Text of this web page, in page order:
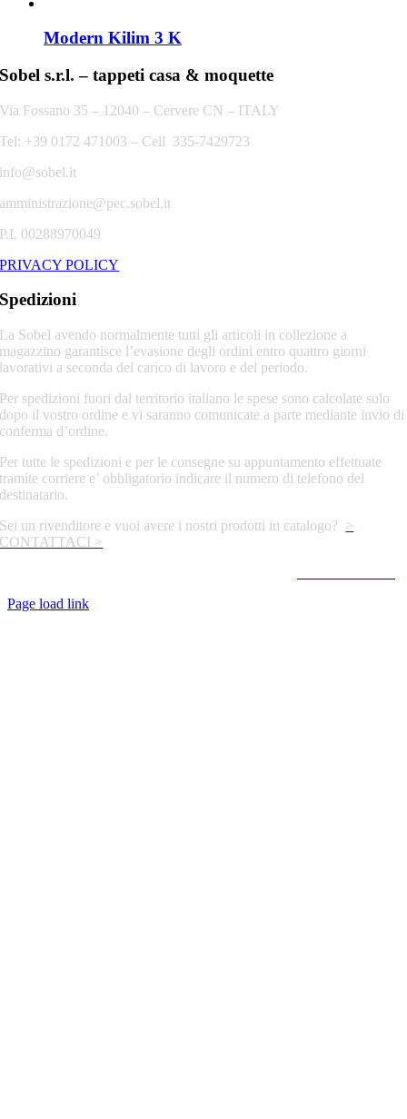
Modern Kilim 3 K
Sobel s.r.l. – tappeti casa & moquette
Via Fossano 35 – 12040 – Cervere CN – ITALY
Tel: +39 0172 471003 – Cell 335-7429723
info@sobel.it
amministrazione@pec.sobel.it
P.I. 00288970049
PRIVACY POLICY
Spedizioni
La Sobel avendo normalmente tutti gli articoli in collezione a
magazzino garantisce l’evasione degli ordini entro quattro giorni
lavorativi a seconda del carico di lavoro e del periodo.
Per spedizioni fuori dal territorio italiano le spese sono calcolate solo
dopo il vostro ordine e vi saranno comunicate a parte mediante invio di
conferma d’ordine.
Per tutte le spedizioni e per le consegne su appuntamento effettuate
tramite corriere e’ obbligatorio indicare il numero di telefono del
destinatario.
Sei un rivenditore e vuoi avere i nostri prodotti in catalogo? >
CONTATTACI >
Page load link